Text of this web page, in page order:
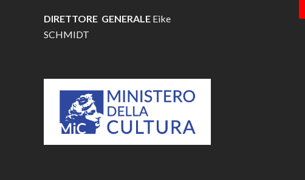
DIRETTORE GENERALE Eike
SCHMIDT